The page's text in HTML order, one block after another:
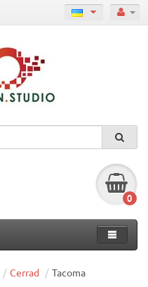
0
Cerrad Tacoma